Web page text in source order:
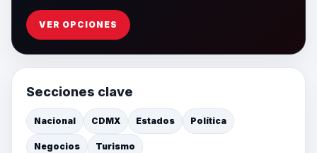
VER OPCIONES
Secciones clave
Nacional CDMX Estados Política
Negocios Turismo